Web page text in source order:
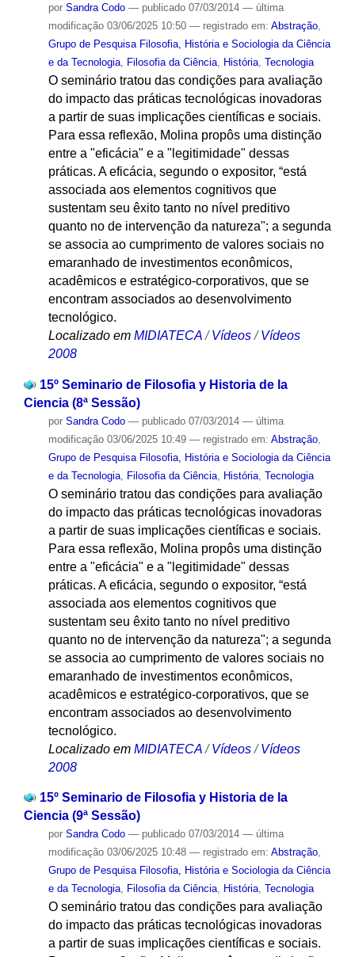
por Sandra Codo — publicado07/03/2014 — última
modificação03/06/2025 10:50 — registrado em: Abstração,
Grupo de Pesquisa Filosofia, História e Sociologia da Ciência
e da Tecnologia, Filosofia da Ciência, História, Tecnologia
O seminário tratou das condições para avaliação
do impacto das práticas tecnológicas inovadoras
a partir de suas implicações científicas e sociais.
Para essa reflexão, Molina propôs uma distinção
entre a "eficácia" e a "legitimidade" dessas
práticas. A eficácia, segundo o expositor, “está
associada aos elementos cognitivos que
sustentam seu êxito tanto no nível preditivo
quanto no de intervenção da natureza"; a segunda
se associa ao cumprimento de valores sociais no
emaranhado de investimentos econômicos,
acadêmicos e estratégico-corporativos, que se
encontram associados ao desenvolvimento
tecnológico.
Localizado em MIDIATECA /Vídeos /Vídeos
2008
15º Seminario de Filosofia y Historia de la
Ciencia (8ª Sessão)
por Sandra Codo — publicado07/03/2014 — última
modificação03/06/2025 10:49 — registrado em: Abstração,
Grupo de Pesquisa Filosofia, História e Sociologia da Ciência
e da Tecnologia, Filosofia da Ciência, História, Tecnologia
O seminário tratou das condições para avaliação
do impacto das práticas tecnológicas inovadoras
a partir de suas implicações científicas e sociais.
Para essa reflexão, Molina propôs uma distinção
entre a "eficácia" e a "legitimidade" dessas
práticas. A eficácia, segundo o expositor, “está
associada aos elementos cognitivos que
sustentam seu êxito tanto no nível preditivo
quanto no de intervenção da natureza"; a segunda
se associa ao cumprimento de valores sociais no
emaranhado de investimentos econômicos,
acadêmicos e estratégico-corporativos, que se
encontram associados ao desenvolvimento
tecnológico.
Localizado em MIDIATECA /Vídeos /Vídeos
2008
15º Seminario de Filosofia y Historia de la
Ciencia (9ª Sessão)
por Sandra Codo — publicado07/03/2014 — última
modificação03/06/2025 10:48 — registrado em: Abstração,
Grupo de Pesquisa Filosofia, História e Sociologia da Ciência
e da Tecnologia, Filosofia da Ciência, História, Tecnologia
O seminário tratou das condições para avaliação
do impacto das práticas tecnológicas inovadoras
a partir de suas implicações científicas e sociais.